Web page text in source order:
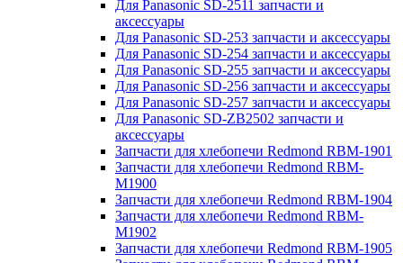
Для Panasonic SD-2511 запчасти и
аксессуары
Для Panasonic SD-253 запчасти и аксессуары
Для Panasonic SD-254 запчасти и аксессуары
Для Panasonic SD-255 запчасти и аксессуары
Для Panasonic SD-256 запчасти и аксессуары
Для Panasonic SD-257 запчасти и аксессуары
Для Panasonic SD-ZB2502 запчасти и
аксессуары
Запчасти для хлебопечи Redmond RBM-1901
Запчасти для хлебопечи Redmond RBM-
M1900
Запчасти для хлебопечи Redmond RBM-1904
Запчасти для хлебопечи Redmond RBM-
M1902
Запчасти для хлебопечи Redmond RBM-1905